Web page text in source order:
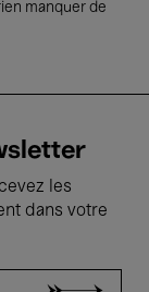
manquer de
les
dans votre